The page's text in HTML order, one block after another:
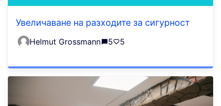
Увеличаване на разходите за сигурност
Helmut Grossmann 5 5